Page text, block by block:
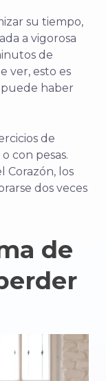
su tiempo,
a vigorosa
de
ver, esto es
haber
de
con pesas.
Corazón, los
dos veces
de